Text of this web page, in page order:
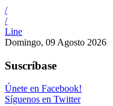
/
/
Line
Domingo, 09 Agosto 2026
Suscríbase
Únete en Facebook!
Síguenos en Twitter